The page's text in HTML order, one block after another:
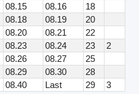
08.15 08.16
18
08.18 08.19
20
08.20 08.21
22
08.23 08.24 23
2
08.26 08.27
25
08.29 08.30
28
08.40 Last 29
3